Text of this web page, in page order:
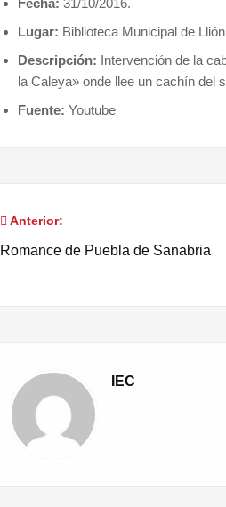
Fecha: 31/10/2016.
Lugar: Biblioteca Municipal de
Descripción: Intervención de la
la Caleya» onde llee un cachín del
Fuente: Youtube
Navegación
Anterior:
Romance de Puebla de Sanabria
IEC